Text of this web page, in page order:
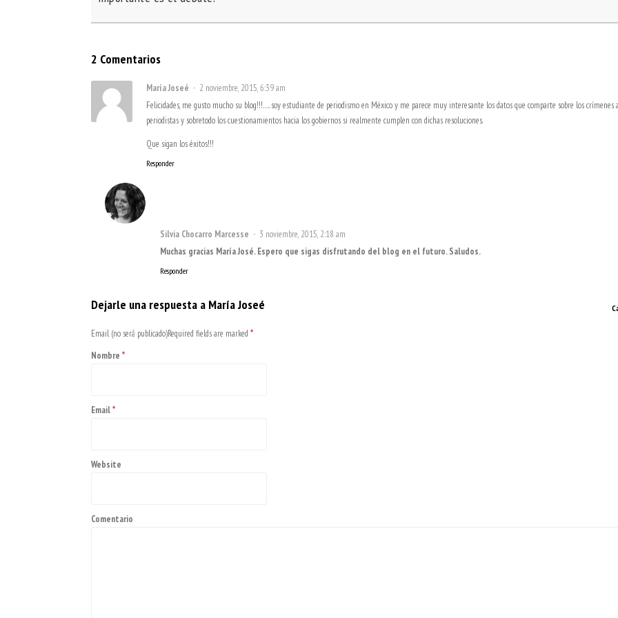
2 Comentarios
María Joseé
2 noviembre, 2015, 6:39 am
Felicidades, me gusto mucho su blog!!!…. soy estudiante de periodismo en México y me parece muy interesante los datos que comparte sobre los crímenes a
periodistas y sobretodo los cuestionamientos hacia los gobiernos si realmente cumplen con dichas resoluciones.
Que sigan los éxitos!!!
Responder
Silvia Chocarro Marcesse
3 noviembre, 2015, 2:18 am
Muchas gracias María José. Espero que sigas disfrutando del blog en el futuro. Saludos.
Responder
Dejarle una respuesta a María Joseé
Email (no será publicado)Required fields are marked *
Nombre *
Email*
Website
Comentario